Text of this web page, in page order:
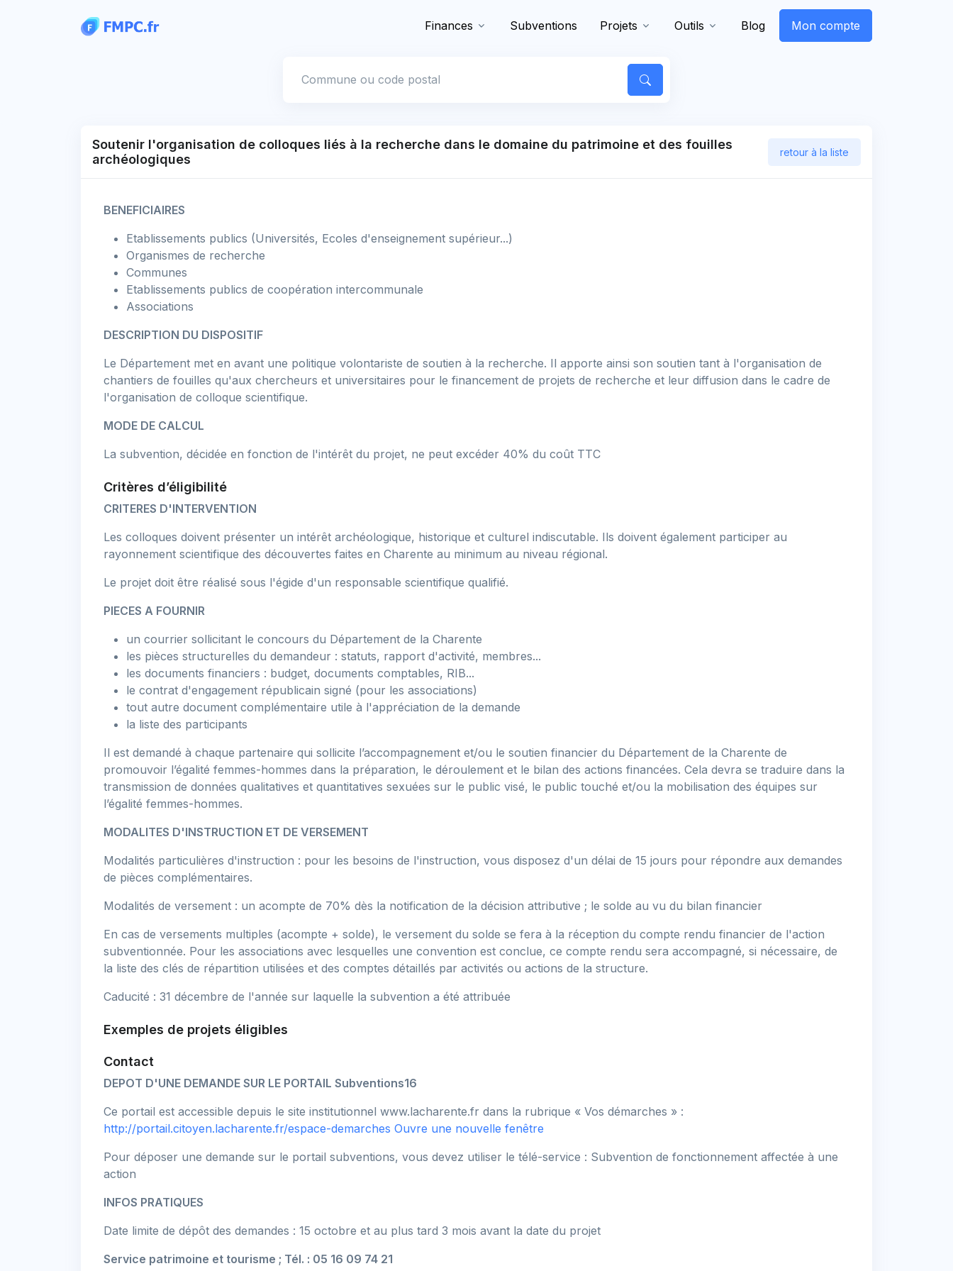
Finances Subventions Projets Outils Blog Mon compte
Soutenir l'organisation de colloques liés à la recherche dans le domaine du patrimoine et des fouilles
archéologiques
retour à la liste
BENEFICIAIRES
Etablissements publics (Universités, Ecoles d'enseignement supérieur...)
Organismes de recherche
Communes
Etablissements publics de coopération intercommunale
Associations
DESCRIPTION DU DISPOSITIF
Le Département met en avant une politique volontariste de soutien à la recherche. Il apporte ainsi son soutien tant à l'organisation de
chantiers de fouilles qu'aux chercheurs et universitaires pour le financement de projets de recherche et leur diffusion dans le cadre de
l'organisation de colloque scientifique.
MODE DE CALCUL
La subvention, décidée en fonction de l'intérêt du projet, ne peut excéder 40% du coût TTC
Critères d’éligibilité
CRITERES D'INTERVENTION
Les colloques doivent présenter un intérêt archéologique, historique et culturel indiscutable. Ils doivent également participer au
rayonnement scientifique des découvertes faites en Charente au minimum au niveau régional.
Le projet doit être réalisé sous l'égide d'un responsable scientifique qualifié.
PIECES A FOURNIR
un courrier sollicitant le concours du Département de la Charente
les pièces structurelles du demandeur : statuts, rapport d'activité, membres...
les documents financiers : budget, documents comptables, RIB...
le contrat d'engagement républicain signé (pour les associations)
tout autre document complémentaire utile à l'appréciation de la demande
la liste des participants
Il est demandé à chaque partenaire qui sollicite l’accompagnement et/ou le soutien financier du Département de la Charente de
promouvoir l’égalité femmes-hommes dans la préparation, le déroulement et le bilan des actions financées. Cela devra se traduire dans la
transmission de données qualitatives et quantitatives sexuées sur le public visé, le public touché et/ou la mobilisation des équipes sur
l’égalité femmes-hommes.
MODALITES D'INSTRUCTION ET DE VERSEMENT
Modalités particulières d'instruction : pour les besoins de l'instruction, vous disposez d'un délai de 15 jours pour répondre aux demandes
de pièces complémentaires.
Modalités de versement : un acompte de 70% dès la notification de la décision attributive ; le solde au vu du bilan financier
En cas de versements multiples (acompte + solde), le versement du solde se fera à la réception du compte rendu financier de l'action
subventionnée. Pour les associations avec lesquelles une convention est conclue, ce compte rendu sera accompagné, si nécessaire, de
la liste des clés de répartition utilisées et des comptes détaillés par activités ou actions de la structure.
Caducité : 31 décembre de l'année sur laquelle la subvention a été attribuée
Exemples de projets éligibles
Contact
DEPOT D'UNE DEMANDE SUR LE PORTAIL Subventions16
Ce portail est accessible depuis le site institutionnel www.lacharente.fr dans la rubrique « Vos démarches » :
http://portail.citoyen.lacharente.fr/espace-demarches Ouvre une nouvelle fenêtre
Pour déposer une demande sur le portail subventions, vous devez utiliser le télé-service : Subvention de fonctionnement affectée à une
action
INFOS PRATIQUES
Date limite de dépôt des demandes : 15 octobre et au plus tard 3 mois avant la date du projet
Service patrimoine et tourisme ; Tél. : 05 16 09 74 21